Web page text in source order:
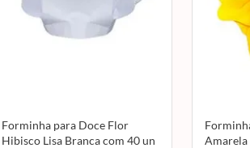
Forminha para Doce Flor
Hibisco Lisa Branca com 40 un
Amarela